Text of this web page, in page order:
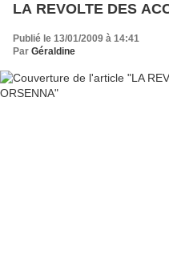
LA REVOLTE DES
Publié le 13/01/2009 à 14:41
Par Géraldine